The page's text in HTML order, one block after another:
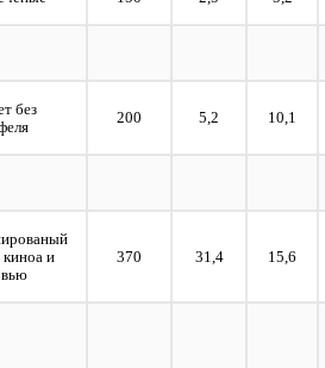
без
200 5,2 10,1
киноа и
370 31,4 15,6